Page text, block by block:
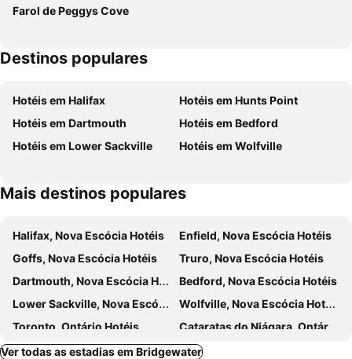
Farol de Peggys Cove
Destinos populares
Hotéis em Halifax
Hotéis em Hunts Point
Hotéis em Dartmouth
Hotéis em Bedford
Hotéis em Lower Sackville
Hotéis em Wolfville
Mais destinos populares
Halifax, Nova Escócia Hotéis
Enfield, Nova Escócia Hotéis
Goffs, Nova Escócia Hotéis
Truro, Nova Escócia Hotéis
Dartmouth, Nova Escócia Hotéis
Bedford, Nova Escócia Hotéis
Lower Sackville, Nova Escócia Hotéis
Wolfville, Nova Escócia Hotéis
Toronto, Ontário Hotéis
Cataratas do Niágara, Ontário Hotéis
Montreal, Quebeque Hotéis
Vancouver, Columbia Britânica Hotéis
Ver todas as estadias em Bridgewater